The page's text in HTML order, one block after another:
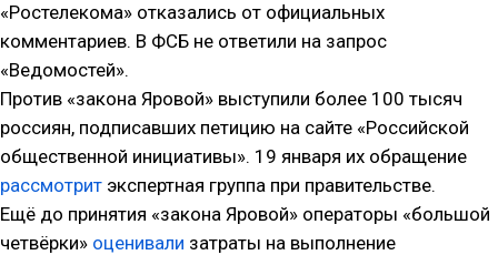
«Ростелекома» отказались от официальных
комментариев. В ФСБ не ответили на запрос
«Ведомостей».
Против «закона Яровой» выступили более 100 тысяч
россиян, подписавших петицию на сайте «Российской
общественной инициативы». 19 января их обращение
рассмотрит экспертная группа при правительстве.
Ещё до принятия «закона Яровой» операторы «большой
четвёрки» оценивали затраты на выполнение